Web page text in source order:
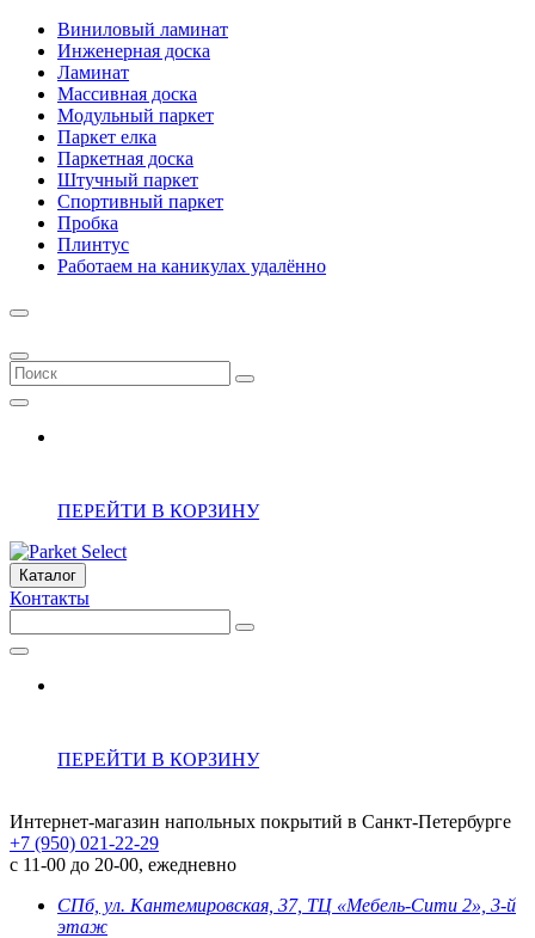
Виниловый ламинат
Инженерная доска
Ламинат
Массивная доска
Модульный паркет
Паркет елка
Паркетная доска
Штучный паркет
Спортивный паркет
Пробка
Плинтус
Работаем на каникулах удалённо
ПЕРЕЙТИ В КОРЗИНУ
Каталог
Контакты
ПЕРЕЙТИ В КОРЗИНУ
Интернет-магазин напольных покрытий в Санкт-Петербурге
+7 (950) 021-22-29
с 11-00 до 20-00, ежедневно
СПб, ул. Кантемировская, 37, ТЦ «Мебель-Сити 2», 3-й
этаж